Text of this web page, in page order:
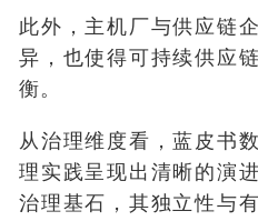
此外，主机厂与供应链
异，也使得可持续供应
衡。
从治理维度看，蓝皮书
理实践呈现出清晰的演
治理基石，其独立性与